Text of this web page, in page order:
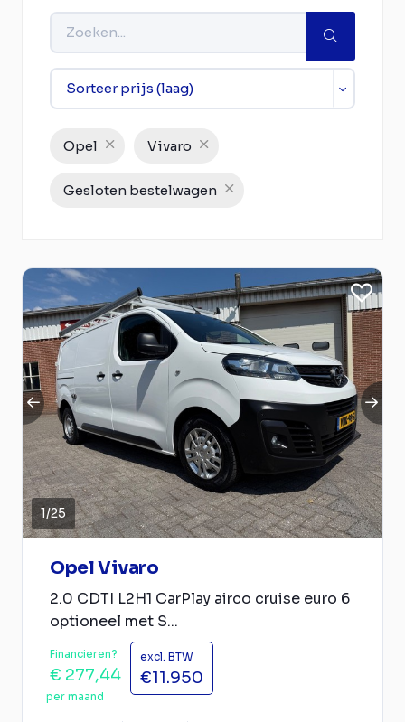
Opel Vivaro
Gesloten bestelwagen
1/25
Opel Vivaro
2.0 CDTI L2H1 CarPlay airco cruise euro 6
optioneel met S...
Financieren?
€ 277,44
per maand
excl. BTW
€11.950